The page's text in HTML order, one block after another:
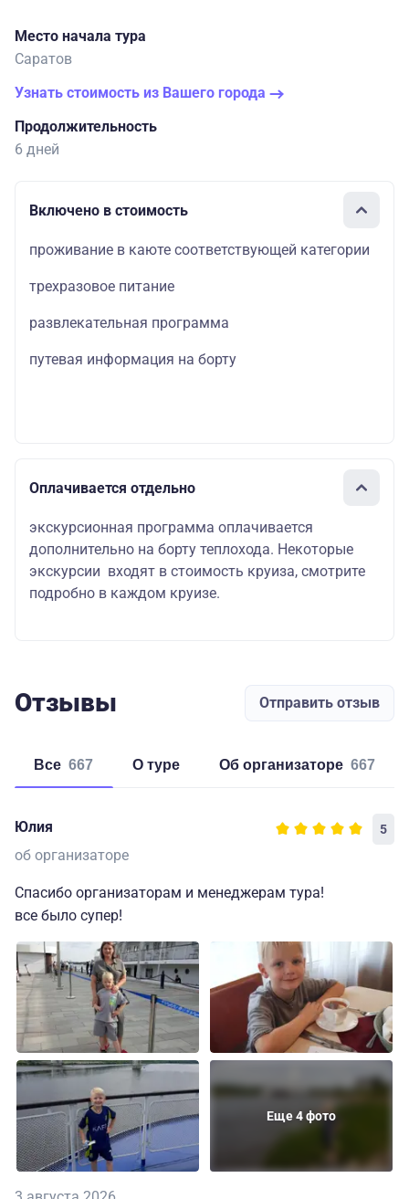
Место начала тура
Саратов
Узнать стоимость из Вашего города
Продолжительность
6 дней
Включено в стоимость
проживание в каюте соответствующей категории
трехразовое питание
развлекательная программа
путевая информация на борту
Оплачивается отдельно
экскурсионная программа оплачивается
дополнительно на борту теплохода. Некоторые
экскурсии входят в стоимость круиза, смотрите
подробно в каждом круизе.
Отзывы Отправить отзыв
Все 667 о туре об организаторе 667
Юлия 5
об организаторе
Спасибо организаторам и менеджерам тура!
все было супер!
Еще 4 фото